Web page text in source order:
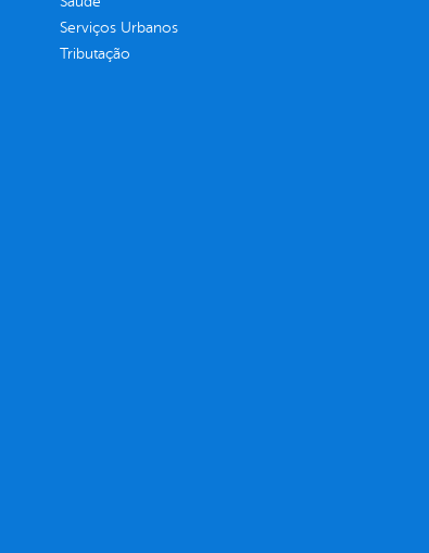
Serviços Urbanos
Tributação